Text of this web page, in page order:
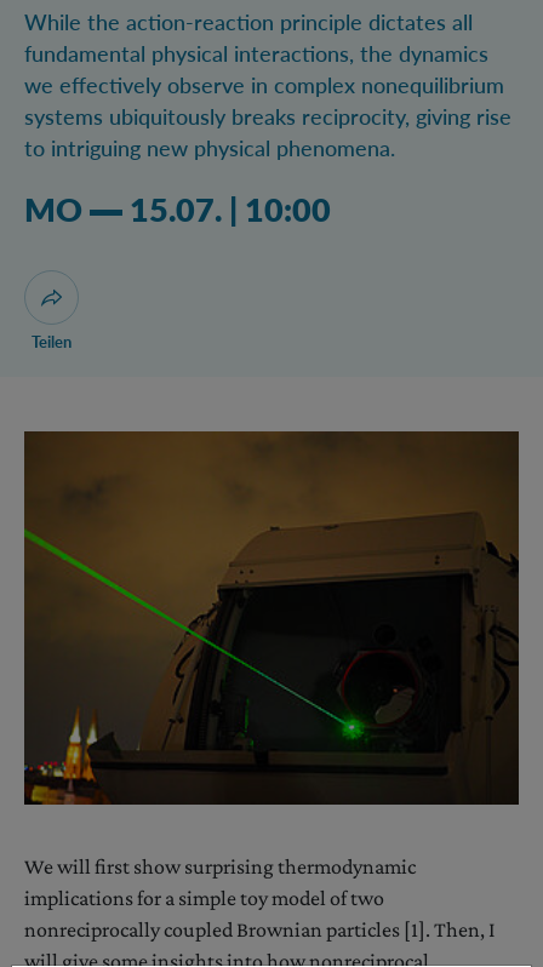
While the action-reaction principle dictates all
fundamental physical interactions, the dynamics
we effectively observe in complex nonequilibrium
systems ubiquitously breaks reciprocity, giving rise
to intriguing new physical phenomena.
Montag 15.07.2024 10:07 Uhr
MO 15.07. | 10:00
Dialog zum Teilen der Seite öffnen
Teilen
We will first show surprising thermodynamic
implications for a simple toy model of two
nonreciprocally coupled Brownian particles [1]. Then, I
will give some insights into how nonreciprocal